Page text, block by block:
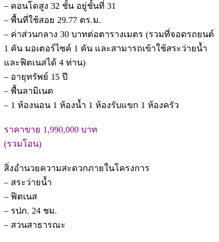
– คอนโดสูง 32 ชั้น อยู่ชั้นที่ 31
– พื้นที่ใช้สอย 29.77 ตร.ม.
– ค่าส่วนกลาง 30 บาทต่อตารางเมตร (รวมที่จอดรถยนต์
1 คัน มอเตอร์ไซค์ 1 คัน และสามารถเข้าใช้สระว่ายน้ำ
และฟิตเนสได้ 4 ท่าน)
– อายุทรัพย์ 15 ปี
– พื้นลามิเนต
– 1 ห้องนอน 1 ห้องน้ำ 1 ห้องรับแขก 1 ห้องครัว
ราคาขาย 1,990,000 บาท
(รวมโอน)
สิ่งอำนวยความสะดวกภายในโครงการ
– สระว่ายน้ำ
– ฟิตเนส
– รปภ. 24 ชม.
– สวนสาธารณะ